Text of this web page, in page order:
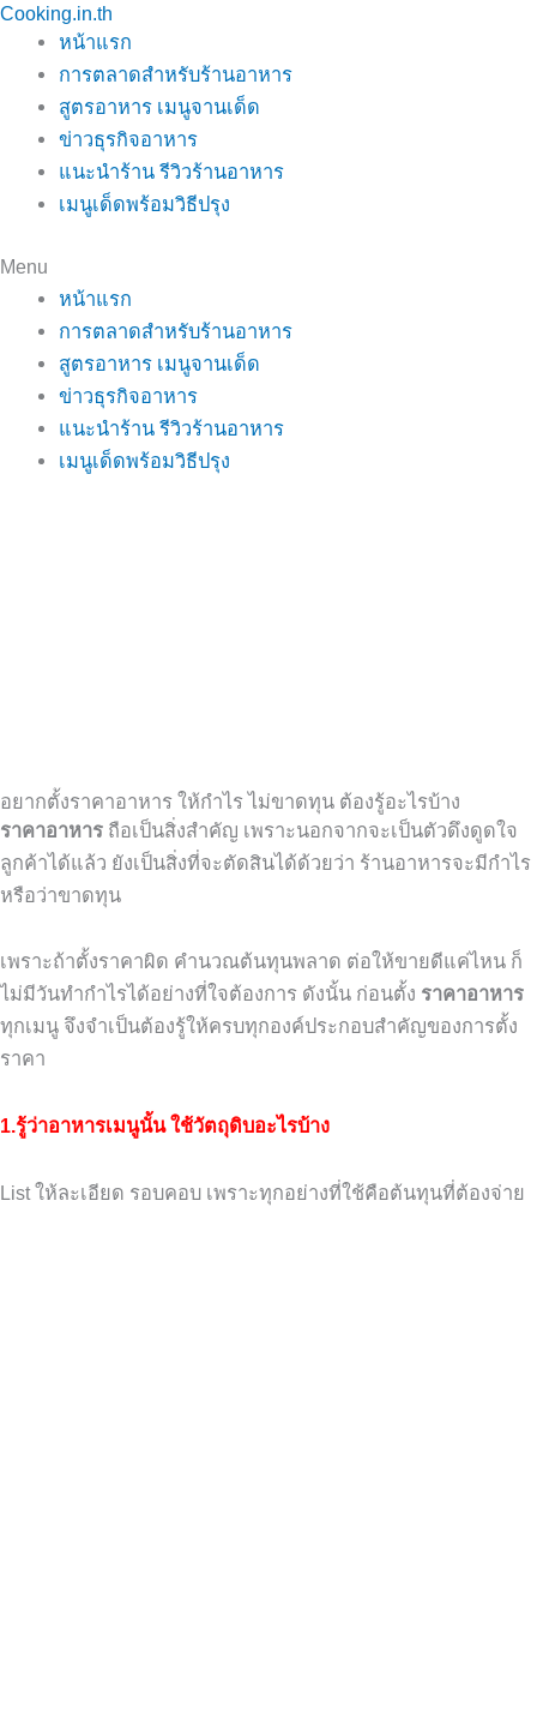
Skip
content
Cooking.in.th
หน้าแรก
การตลาดสำหรับร้านอาหาร
สูตรอาหาร เมนูจานเด็ด
ข่าวธุรกิจอาหาร
แนะนำร้าน รีวิวร้านอาหาร
เมนูเด็ดพร้อมวิธีปรุง
Menu
หน้าแรก
การตลาดสำหรับร้านอาหาร
สูตรอาหาร เมนูจานเด็ด
ข่าวธุรกิจอาหาร
แนะนำร้าน รีวิวร้านอาหาร
เมนูเด็ดพร้อมวิธีปรุง
อยากตั้งราคาอาหาร ให้กำไร ไม่ขาดทุน ต้องรู้อะไรบ้าง
ราคาอาหาร ถือเป็นสิ่งสำคัญ เพราะนอกจากจะเป็นตัวดึงดูดใจ
ลูกค้าได้แล้ว ยังเป็นสิ่งที่จะตัดสินได้ด้วยว่า ร้านอาหารจะมีกำไร
หรือว่าขาดทุน
เพราะถ้าตั้งราคาผิด คำนวณต้นทุนพลาด ต่อให้ขายดีแค่ไหน ก็
ไม่มีวันทำกำไรได้อย่างที่ใจต้องการ ดังนั้น ก่อนตั้ง ราคาอาหาร
ทุกเมนู จึงจำเป็นต้องรู้ให้ครบทุกองค์ประกอบสำคัญของการตั้ง
ราคา
1.รู้ว่าอาหารเมนูนั้น ใช้วัตถุดิบอะไรบ้าง
Listให้ละเอียด รอบคอบ เพราะทุกอย่างที่ใช้คือต้นทุนที่ต้องจ่าย